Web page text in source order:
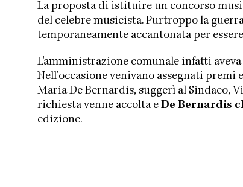
La proposta di istituire un concorso
del celebre musicista. Purtroppo la
temporaneamente accantonata per
L'amministrazione comunale infatti
Nell'occasione venivano assegnati premi
Maria De Bernardis, suggerì al Sindaco,
richiesta venne accolta e De Bernardis
edizione.